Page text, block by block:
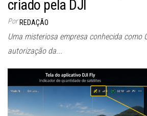
criado pela DJI
Por REDAÇÃO
Uma misteriosa empresa conhecida como
autorização da...